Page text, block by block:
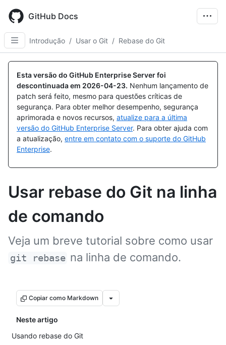
main
content
GitHub Docs
Introdução / Usar o Git / Rebase do Git
Esta versão do GitHub Enterprise Server foi
descontinuada em 2026-04-23. Nenhum lançamento de
patch será feito, mesmo para questões críticas de
segurança. Para obter melhor desempenho, segurança
aprimorada e novos recursos, atualize para a última
versão do GitHub Enterprise Server. Para obter ajuda com
a atualização, entre em contato com o suporte do GitHub
Enterprise.
Usar rebase do Git na linha
de comando
Veja um breve tutorial sobre como usar
git rebase na linha de comando.
Copiar como Markdown
Neste artigo
Usando rebase do Git